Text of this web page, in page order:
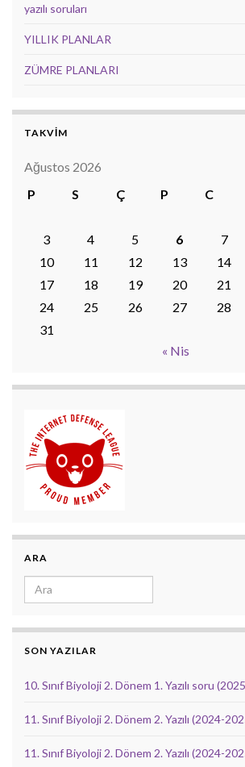
yazılı soruları
YILLIK PLANLAR
ZÜMRE PLANLARI
TAKVİM
Ağustos 2026
P
S Ç P C
3
4 5 6 7
10
11 12 13 14
17
18 19 20 21
24
25 26 27 28
31
« Nis
ARA
Search for:
SON YAZILAR
10. Sınıf Biyoloji 2. Dönem 1. Yazılı soru
11. Sınıf Biyoloji 2. Dönem 2. Yazılı (2024-
11. Sınıf Biyoloji 2. Dönem 2. Yazılı (2024-